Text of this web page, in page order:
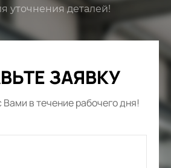
ЗАЯВКУ
в течение рабочего дня!
уточнения деталей!